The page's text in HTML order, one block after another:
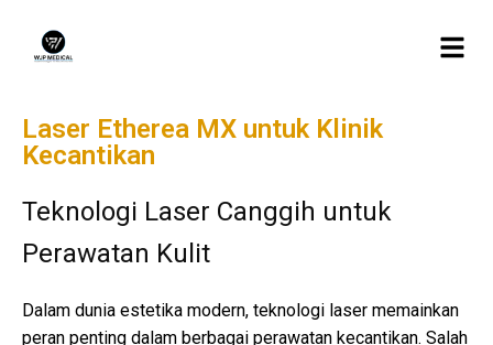
Laser Etherea MX untuk Klinik
Kecantikan
Teknologi Laser Canggih untuk
Perawatan Kulit
Dalam dunia estetika modern, teknologi laser memainkan
peran penting dalam berbagai perawatan kecantikan. Salah